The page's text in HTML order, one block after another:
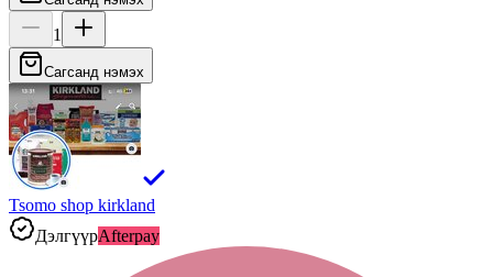
1
Сагсанд нэмэх
Tsomo shop kirkland
ДэлгүүрAfterpay